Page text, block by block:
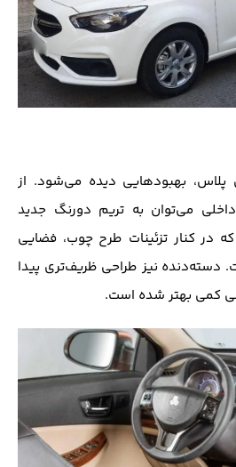
بهبودهایی دیده می‌شود. از
می‌توان به تریم دورنگ جدید
در کنار تزئینات طرح چوب، فضایی
دسته‌دنده نیز طراحی ظریف‌تری پیدا
کمی بهتر شده است.